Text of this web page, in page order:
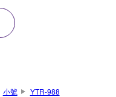
小號 YTR-988